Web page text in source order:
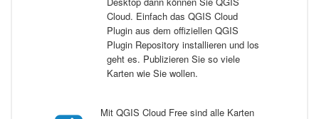
Cloud. Einfach das QGIS Cloud
Plugin aus dem offiziellen QGIS
Plugin Repository installieren und los
geht es. Publizieren Sie so viele
Karten wie Sie wollen.
Mit QGIS Cloud Free sind alle Karten